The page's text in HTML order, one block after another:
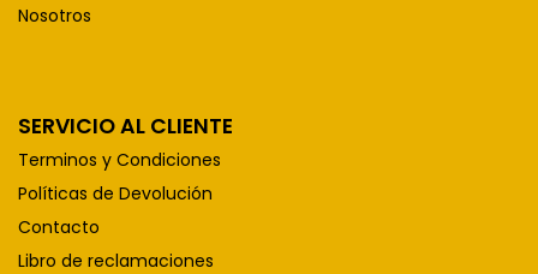
Nosotros
SERVICIO AL CLIENTE
Terminos y Condiciones
Políticas de Devolución
Contacto
Libro de reclamaciones